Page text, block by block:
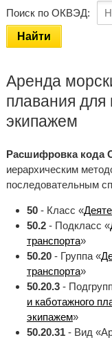
Поиск по ОКВЭД:
Найти
Аренда
плавания для
экипажем
Расшифровка кода
иерархическим
последовательным
50- Класс «
50.2- Подкласс «
транспорта»
50.20- Группа «
транспорта»
50.20.3-
и каботажного
экипажем»
50.20.31- Вид